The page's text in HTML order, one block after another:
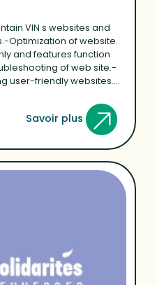
VIN s websites and
Optimization of website.
and features function
of web site.-
user-friendly websites....
Savoir plus